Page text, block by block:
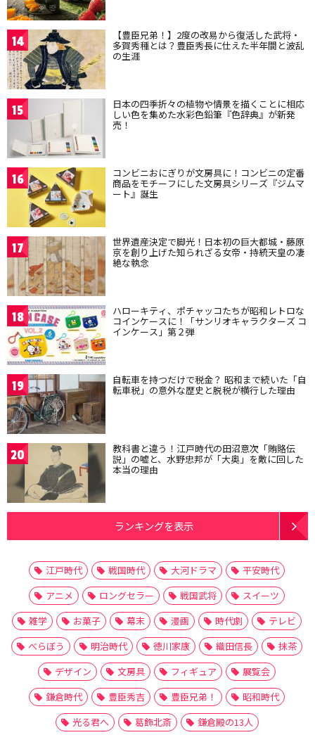
14 【豊臣兄弟！】2度の改易から復活した武将・
多賀秀種とは？豊臣秀長に仕えた半年間と波乱
の生涯
15 日本の四季折々の植物や情景を描くことに相応
しい色を集めた水彩色鉛筆『色辞典』が新発
売！
16 コンビニおにぎりが文房具に！コンビニの定番
商品をモチーフにした文房具シリーズ『ジムマ
ート』誕生
17 世界遺産決定で脚光！日本初の巨大都城・藤原
京を創り上げた知られざる女帝・持統天皇の凄
絶な執念
18 ハローキティ、ポチャッコたちが昭和レトロな
コインケースに！「サンリオキャラクターズ コ
インケース」第２弾
19 自転車を持つだけで税金？ 昭和まで続いた「自
転車税」の意外な歴史と脱税が横行した理由
20 教科書と違う！江戸時代の田沼意次「賄賂伝
説」の嘘と、水野忠邦が「大奥」を敵に回した
本当の理由
ランキングを表示
江戸時代 戦国時代 大河ドラマ
平安時代
アニメ
ロングセラー 戦国武将
スイーツ
雑学
お菓子 幕末 漫画 時代劇
テレビ
べらぼう
明治時代 徳川家康 織田信長
抹茶
デザイン
文房具 フィギュア
展覧会
鎌倉時代
豊臣秀吉 豊臣兄弟！
昭和時代
光る君へ
葛飾北斎 鎌倉殿の13人